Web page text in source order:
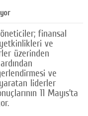
finansal
ve
üzerinden
ve
liderler
11 Mayıs’ta